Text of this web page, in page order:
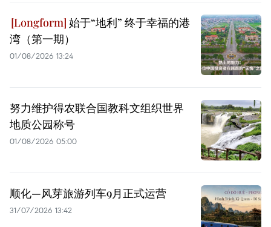
始于“地利” 终于幸福的港
湾（第一期）
01/08/2026 13:24
努力维护得农联合国教科文组织世界
地质公园称号
01/08/2026 05:00
顺化—风芽旅游列车9月正式运营
31/07/2026 13:42